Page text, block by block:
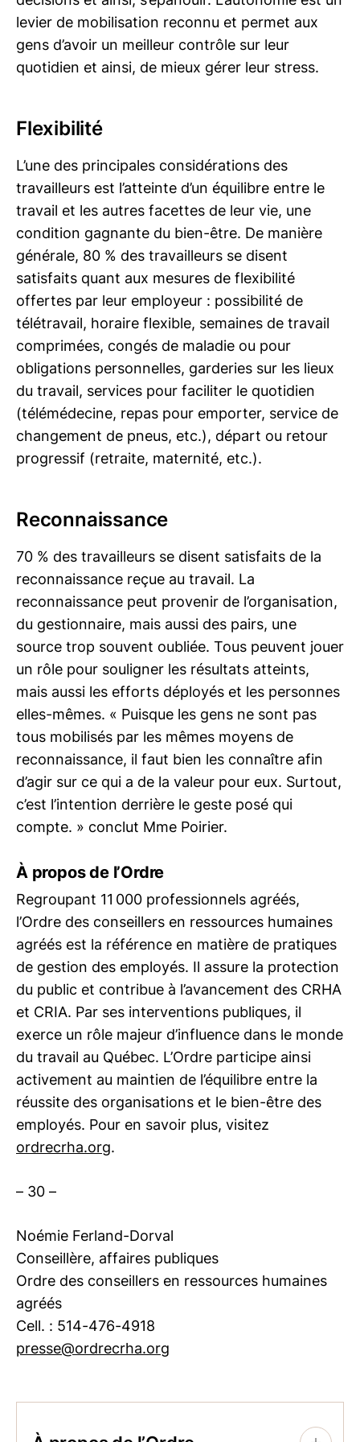
levier de mobilisation reconnu et permet aux
gens d’avoir un meilleur contrôle sur leur
quotidien et ainsi, de mieux gérer leur stress.
Flexibilité
L’une des principales considérations des
travailleurs est l’atteinte d’un équilibre entre le
travail et les autres facettes de leur vie, une
condition gagnante du bien-être. De manière
générale, 80 % des travailleurs se disent
satisfaits quant aux mesures de flexibilité
offertes par leur employeur : possibilité de
télétravail, horaire flexible, semaines de travail
comprimées, congés de maladie ou pour
obligations personnelles, garderies sur les lieux
du travail, services pour faciliter le quotidien
(télémédecine, repas pour emporter, service de
changement de pneus, etc.), départ ou retour
progressif (retraite, maternité, etc.).
Reconnaissance
70 % des travailleurs se disent satisfaits de la
reconnaissance reçue au travail. La
reconnaissance peut provenir de l’organisation,
du gestionnaire, mais aussi des pairs, une
source trop souvent oubliée. Tous peuvent jouer
un rôle pour souligner les résultats atteints,
mais aussi les efforts déployés et les personnes
elles-mêmes. « Puisque les gens ne sont pas
tous mobilisés par les mêmes moyens de
reconnaissance, il faut bien les connaître afin
d’agir sur ce qui a de la valeur pour eux. Surtout,
c’est l’intention derrière le geste posé qui
compte. » conclut Mme Poirier.
À propos de l’Ordre
Regroupant 11 000 professionnels agréés,
l’Ordre des conseillers en ressources humaines
agréés est la référence en matière de pratiques
de gestion des employés. Il assure la protection
du public et contribue à l’avancement des CRHA
et CRIA. Par ses interventions publiques, il
exerce un rôle majeur d’influence dans le monde
du travail au Québec. L’Ordre participe ainsi
activement au maintien de l’équilibre entre la
réussite des organisations et le bien-être des
employés. Pour en savoir plus, visitez
ordrecrha.org.
– 30 –
Noémie Ferland-Dorval
Conseillère, affaires publiques
Ordre des conseillers en ressources humaines
agréés
Cell. : 514-476-4918
presse@ordrecrha.org